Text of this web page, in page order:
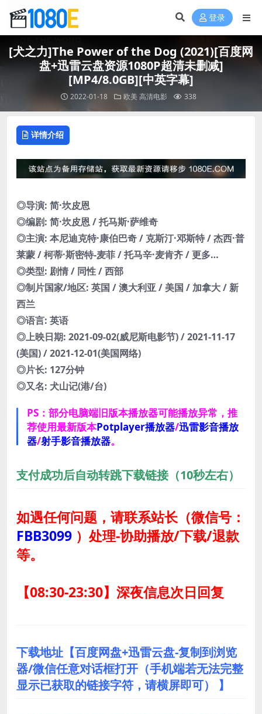
登录
[犬之力]The Power of the Dog (2021)[百度网
盘+迅雷云盘资源1080P超清未删减]
[MP4/8.0GB][中英字幕]
2022-01-18 欧美高清电影 338
详情介绍
◎导演: 简·坎皮恩
◎编剧: 简·坎皮恩 / 托马斯·萨维奇
◎主演: 本尼迪克特·康伯巴奇 / 克斯汀·邓斯特 / 杰西·普
莱蒙 / 柯蒂·斯密特-麦菲 / 托马辛·麦肯齐 / 更多…
◎类型: 剧情 / 同性 / 西部
◎制片国家/地区: 英国 / 澳大利亚 / 美国 / 加拿大 / 新
西兰
◎语言: 英语
◎上映日期: 2021-09-02(威尼斯电影节) / 2021-11-17
(美国) / 2021-12-01(美国网络)
◎片长: 127分钟
◎又名: 犬山记(港/台)
PS：部分电脑端旧版本播放器可能播放异常，推
荐使用最新版本Potplayer播放器/迅雷影音播放
器/射手影音播放器。
支付成功后自动转跳下载链接（10秒左右）
如遇任何问题，请联系站长（微信号：
FBB3099 ） 处理-协助播放/下载/退款
等。
【08:30-23:30】深夜信息次日回复
下载地址【百度网盘+迅雷云盘-复制到浏览
器/微信任意对话框打开（手机端若无法完整
显示已获取的链接字符，请横屏即可） 】